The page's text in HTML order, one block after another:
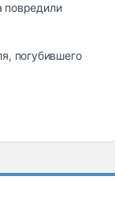
повредили
погубившего